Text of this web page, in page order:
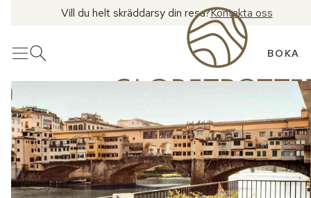
Vill du helt skräddarsy din resa?Kontakta oss
MenyÖppna sök BOKA
Se fler bilder